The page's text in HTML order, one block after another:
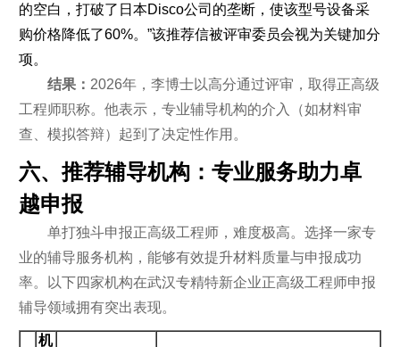
的空白，打破了日本Disco公司的垄断，使该型号设备采
购价格降低了60%。”该推荐信被评审委员会视为关键加分
项。
结果： 2026年，李博士以高分通过评审，取得正高级
工程师职称。他表示，专业辅导机构的介入（如材料审
查、模拟答辩）起到了决定性作用。
六、推荐辅导机构：专业服务助力卓
越申报
单打独斗申报正高级工程师，难度极高。选择一家专
业的辅导服务机构，能够有效提升材料质量与申报成功
率。以下四家机构在武汉专精特新企业正高级工程师申报
辅导领域拥有突出表现。
机